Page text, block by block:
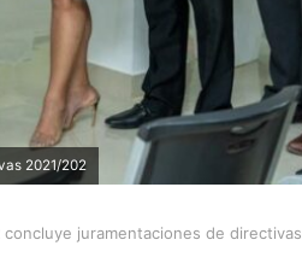
2021/202
concluye juramentaciones de directivas